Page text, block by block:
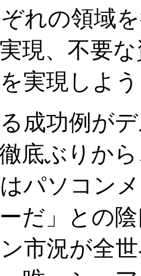
れの領域
現、不要
実現しよ
成功例が
底ぶりか
パソコン
だ」との
市況が全